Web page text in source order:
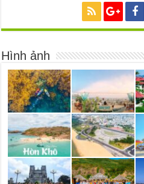
Hình ảnh